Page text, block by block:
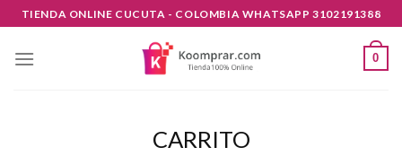
Skip
to
content
TIENDA ONLINE CUCUTA - COLOMBIA WHATSAPP 3102191388
0
CARRITO